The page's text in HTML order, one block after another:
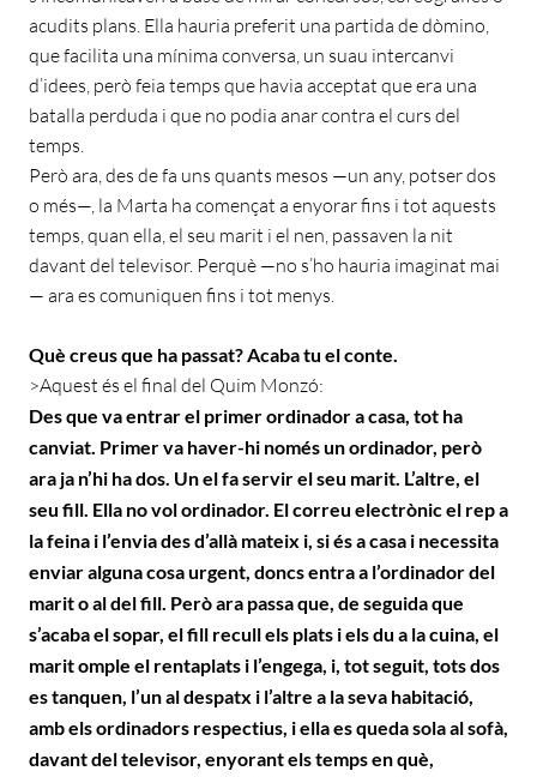
acudits plans. Ella hauria preferit una partida de dòmino,
que facilita una mínima conversa, un suau intercanvi
d’idees, però feia temps que havia acceptat que era una
batalla perduda i que no podia anar contra el curs del
temps.
Però ara, des de fa uns quants mesos —un any, potser dos
o més—, la Marta ha començat a enyorar fins i tot aquests
temps, quan ella, el seu marit i el nen, passaven la nit
davant del televisor. Perquè —no s’ho hauria imaginat mai
— ara es comuniquen fins i tot menys.
Què creus que ha passat? Acaba tu el conte.
>Aquest és el final del Quim Monzó:
Des que va entrar el primer ordinador a casa, tot ha
canviat. Primer va haver-hi només un ordinador, però
ara ja n’hi ha dos. Un el fa servir el seu marit. L’altre, el
seu fill. Ella no vol ordinador. El correu electrònic el rep a
la feina i l’envia des d’allà mateix i, si és a casa i necessita
enviar alguna cosa urgent, doncs entra a l’ordinador del
marit o al del fill. Però ara passa que, de seguida que
s’acaba el sopar, el fill recull els plats i els du a la cuina, el
marit omple el rentaplats i l’engega, i, tot seguit, tots dos
es tanquen, l’un al despatx i l’altre a la seva habitació,
amb els ordinadors respectius, i ella es queda sola al sofà,
davant del televisor, enyorant els temps en què,